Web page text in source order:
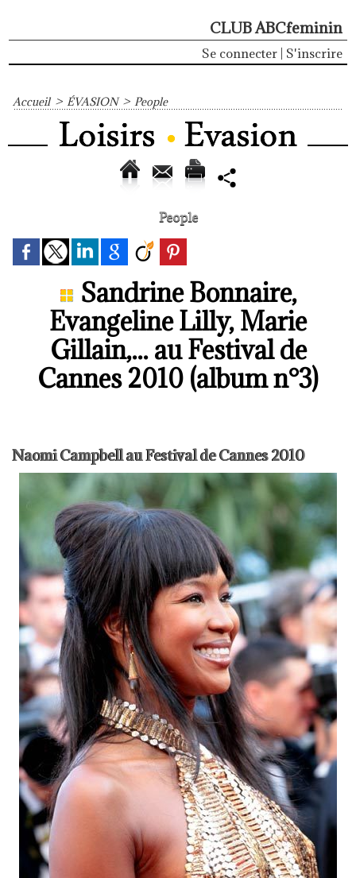
CLUB ABCfeminin
Se connecter S'inscrire
Accueil > ÉVASION > People
People
Sandrine Bonnaire,
Evangeline Lilly, Marie
Gillain,... au Festival de
Cannes 2010 (album n°3)
Naomi Campbell au Festival de Cannes 2010